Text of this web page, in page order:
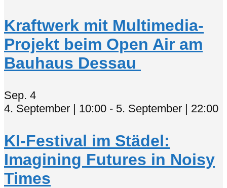
Kraftwerk mit Multimedia-
Projekt beim Open Air am
Bauhaus Dessau
Sep. 4
4. September | 10:00 - 5. September | 22:00
KI-Festival im Städel:
Imagining Futures in Noisy
Times